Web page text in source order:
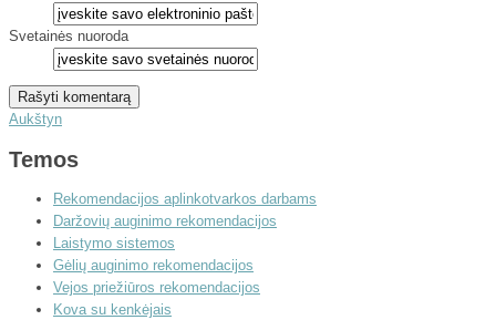
Svetainės nuoroda
Aukštyn
Temos
Rekomendacijos aplinkotvarkos darbams
Daržovių auginimo rekomendacijos
Laistymo sistemos
Gėlių auginimo rekomendacijos
Vejos priežiūros rekomendacijos
Kova su kenkėjais